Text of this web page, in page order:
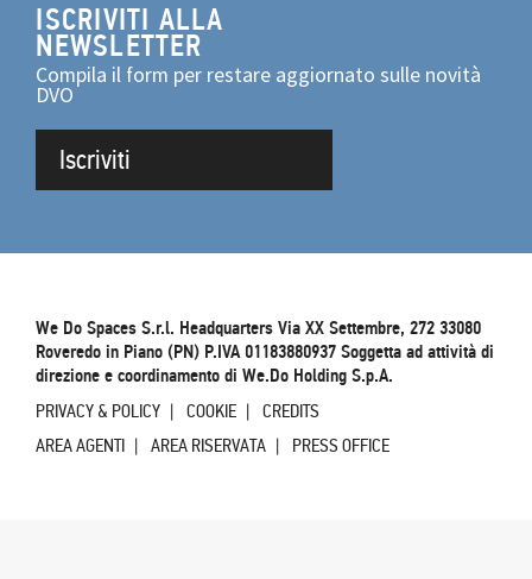
ISCRIVITI ALLA
NEWSLETTER
Compila il form per restare aggiornato sulle novità
DVO
Iscriviti
We Do Spaces S.r.l. Headquarters Via XX Settembre, 272 33080
Roveredo in Piano (PN) P.IVA 01183880937 Soggetta ad attività di
direzione e coordinamento di We.Do Holding S.p.A.
PRIVACY & POLICY COOKIE
CREDITS
AREA AGENTI
AREA RISERVATA PRESS OFFICE